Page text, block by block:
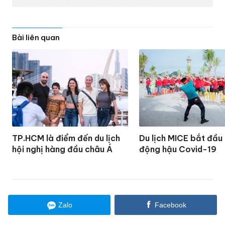
Bài liên quan
TP.HCM là điểm đến du lịch
hội nghị hàng đầu châu Á
Du lịch MICE bắt đầu
động hậu Covid-19
Zalo Facebook